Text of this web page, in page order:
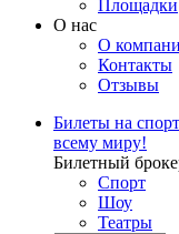
Площадки
О нас
О
Контакты
Отзывы
Билеты на
всему миру!
Билетный
Спорт
Шоу
Театры